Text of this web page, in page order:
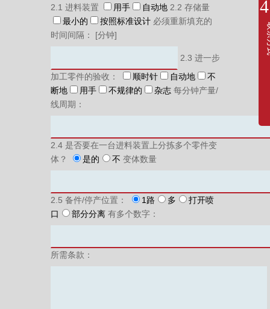
2.1 进料装置 用手 自动地2.2 存储量
最小的
按照标准设计必须重新填充的
时间间隔： [分钟]
2.3 进一步
加工零件的验收：
顺时针 自动地
不
断地
用手 不规律的 杂志每分钟产量/
线周期：
2.4 是否要在一台进料装置上分拣多个零件变
体？
是的 不 变体数量
2.5 备件/停产位置： 1路 多
打开喷
口
部分分离有多个数字：
所需条款：